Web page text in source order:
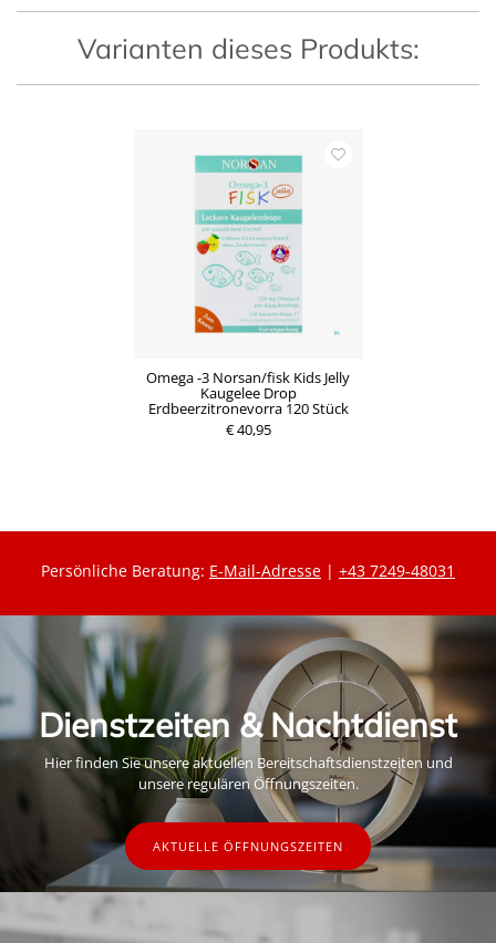
Varianten dieses Produkts:
Omega -3 Norsan/fisk Kids Jelly
Kaugelee Drop
Erdbeerzitronevorra 120 Stück
€ 40,95
Persönliche Beratung: E-Mail-Adresse | +43 7249-48031
Dienstzeiten & Nachtdienst
Hier finden Sie unsere aktuellen Bereitschaftsdienstzeiten und
unsere regulären Öffnungszeiten.
AKTUELLE ÖFFNUNGSZEITEN